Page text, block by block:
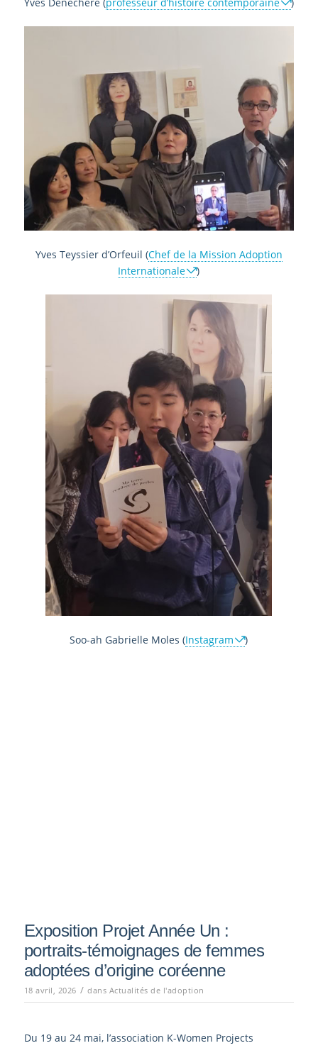
Yves Teyssier d’Orfeuil (Chef de la Mission Adoption
Internationale
)
Soo-ah Gabrielle Moles (Instagram )
Exposition Projet Année Un :
portraits-témoignages de femmes
adoptées d’origine coréenne
18 avril, 2026 / dans Actualités de l'adoption
Du 19 au 24 mai, l’association K-Women Projects